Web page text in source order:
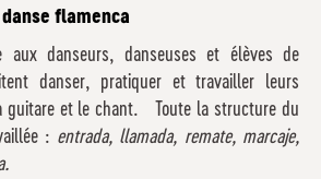
flamenca
aux danseurs, danseuses et élèves de
danser, pratiquer et travailler leurs
guitare et le chant. Toute la structure du
: entrada, llamada, remate, marcaje,